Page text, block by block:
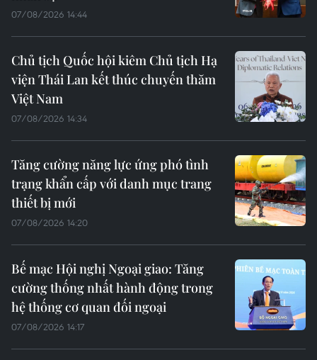
07/08/2026 14:44
Chủ tịch Quốc hội kiêm Chủ tịch Hạ
viện Thái Lan kết thúc chuyến thăm
Việt Nam
07/08/2026 14:34
Tăng cường năng lực ứng phó tình
trạng khẩn cấp với danh mục trang
thiết bị mới
07/08/2026 14:20
Bế mạc Hội nghị Ngoại giao: Tăng
cường thống nhất hành động trong
hệ thống cơ quan đối ngoại
07/08/2026 14:17